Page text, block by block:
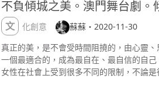
聯絡及邀約 susannakL88@yahoo.com.hk
手機Apps ELLE HK 澳門人氣資訊網站CTM
163.com。LOFTER 中國攜程氫氣球 中國搜
聯絡及邀約 susannakL88@yahoo.com.hk
面的是美國藝術家Katherine Bernhardt
ldquo;Whatrsquo;s Uprdquo;米奇雕塑，
尺寸，更有環保袋、胸針、衛衣等小物件。
果是迪士尼迷，掛在家中也會經常感覺愉悅
愛的家品，原來是知名藝術家俱品牌
Campana Mickey系列，包括全球限量各
點了5款鍋，藉著人數多就可以吃多點款式
應該有的醬料餐廳都會提供。 近來因天氣冷
想吃火鍋，特別是極有風味的橋底古法炭爐
爐耶，澳門已經不容易找到了，李家菜就
之一。 羊腩部份採用了中國的黑草羊，配
制醬料，以古法炭爐同炆，感受那股熊熊烈
售店在地下，其餘樓層主要是內部的工作室
的。 走進色彩繽紛的店內，總會感受到一股
貫徹了LUSH環保的作風，為了減少砍伐樹
料都是來自回收的木材製成的，在既環保
下，再加上產品的原始氣味，整個店面有
再加上聖誕節和新年將至，店內亦放滿了
好像走進了童話屋一樣。 在新鮮面膜專區
心設計出新一輪八道菜的菜單。 這款法國有
Petit Beacute;ret，深得蘇蘇的心，每次來
配餐。 那麝香葡萄、濃菠蘿、佛手柑、玫瑰
香，與氣泡融合在一起，突出了清新的果香
韻。 餐前麵包 雅舍的麵包選擇不少，每晚
重點是很好吃，但千萬別吃太多，以免吃
日，大廚都會安排一點小驚喜，精選特製一
不負傾城之美。澳門舞台劇。
文化創意
蘇蘇・2020-11-30
真正的美，是不會受時間阻撓的，由心靈
一個最適合的，成為最自在、最自信的自
女性在社會上受到很多不同的限制，不論是